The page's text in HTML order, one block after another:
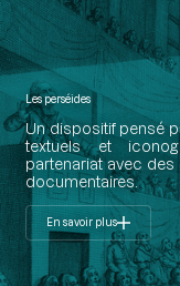
Les perséides
Un dispositif pensé
textuels et
partenariat avec
documentaires.
En savoir plus